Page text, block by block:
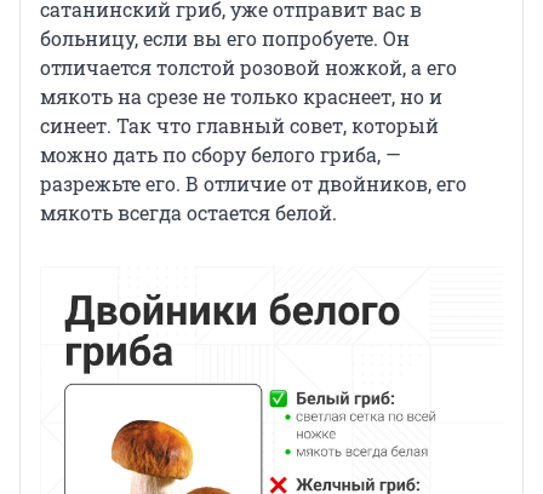
сатанинский гриб, уже отправит вас в
больницу, если вы его попробуете. Он
отличается толстой розовой ножкой, а его
мякоть на срезе не только краснеет, но и
синеет. Так что главный совет, который
можно дать по сбору белого гриба, —
разрежьте его. В отличие от двойников, его
мякоть всегда остается белой.